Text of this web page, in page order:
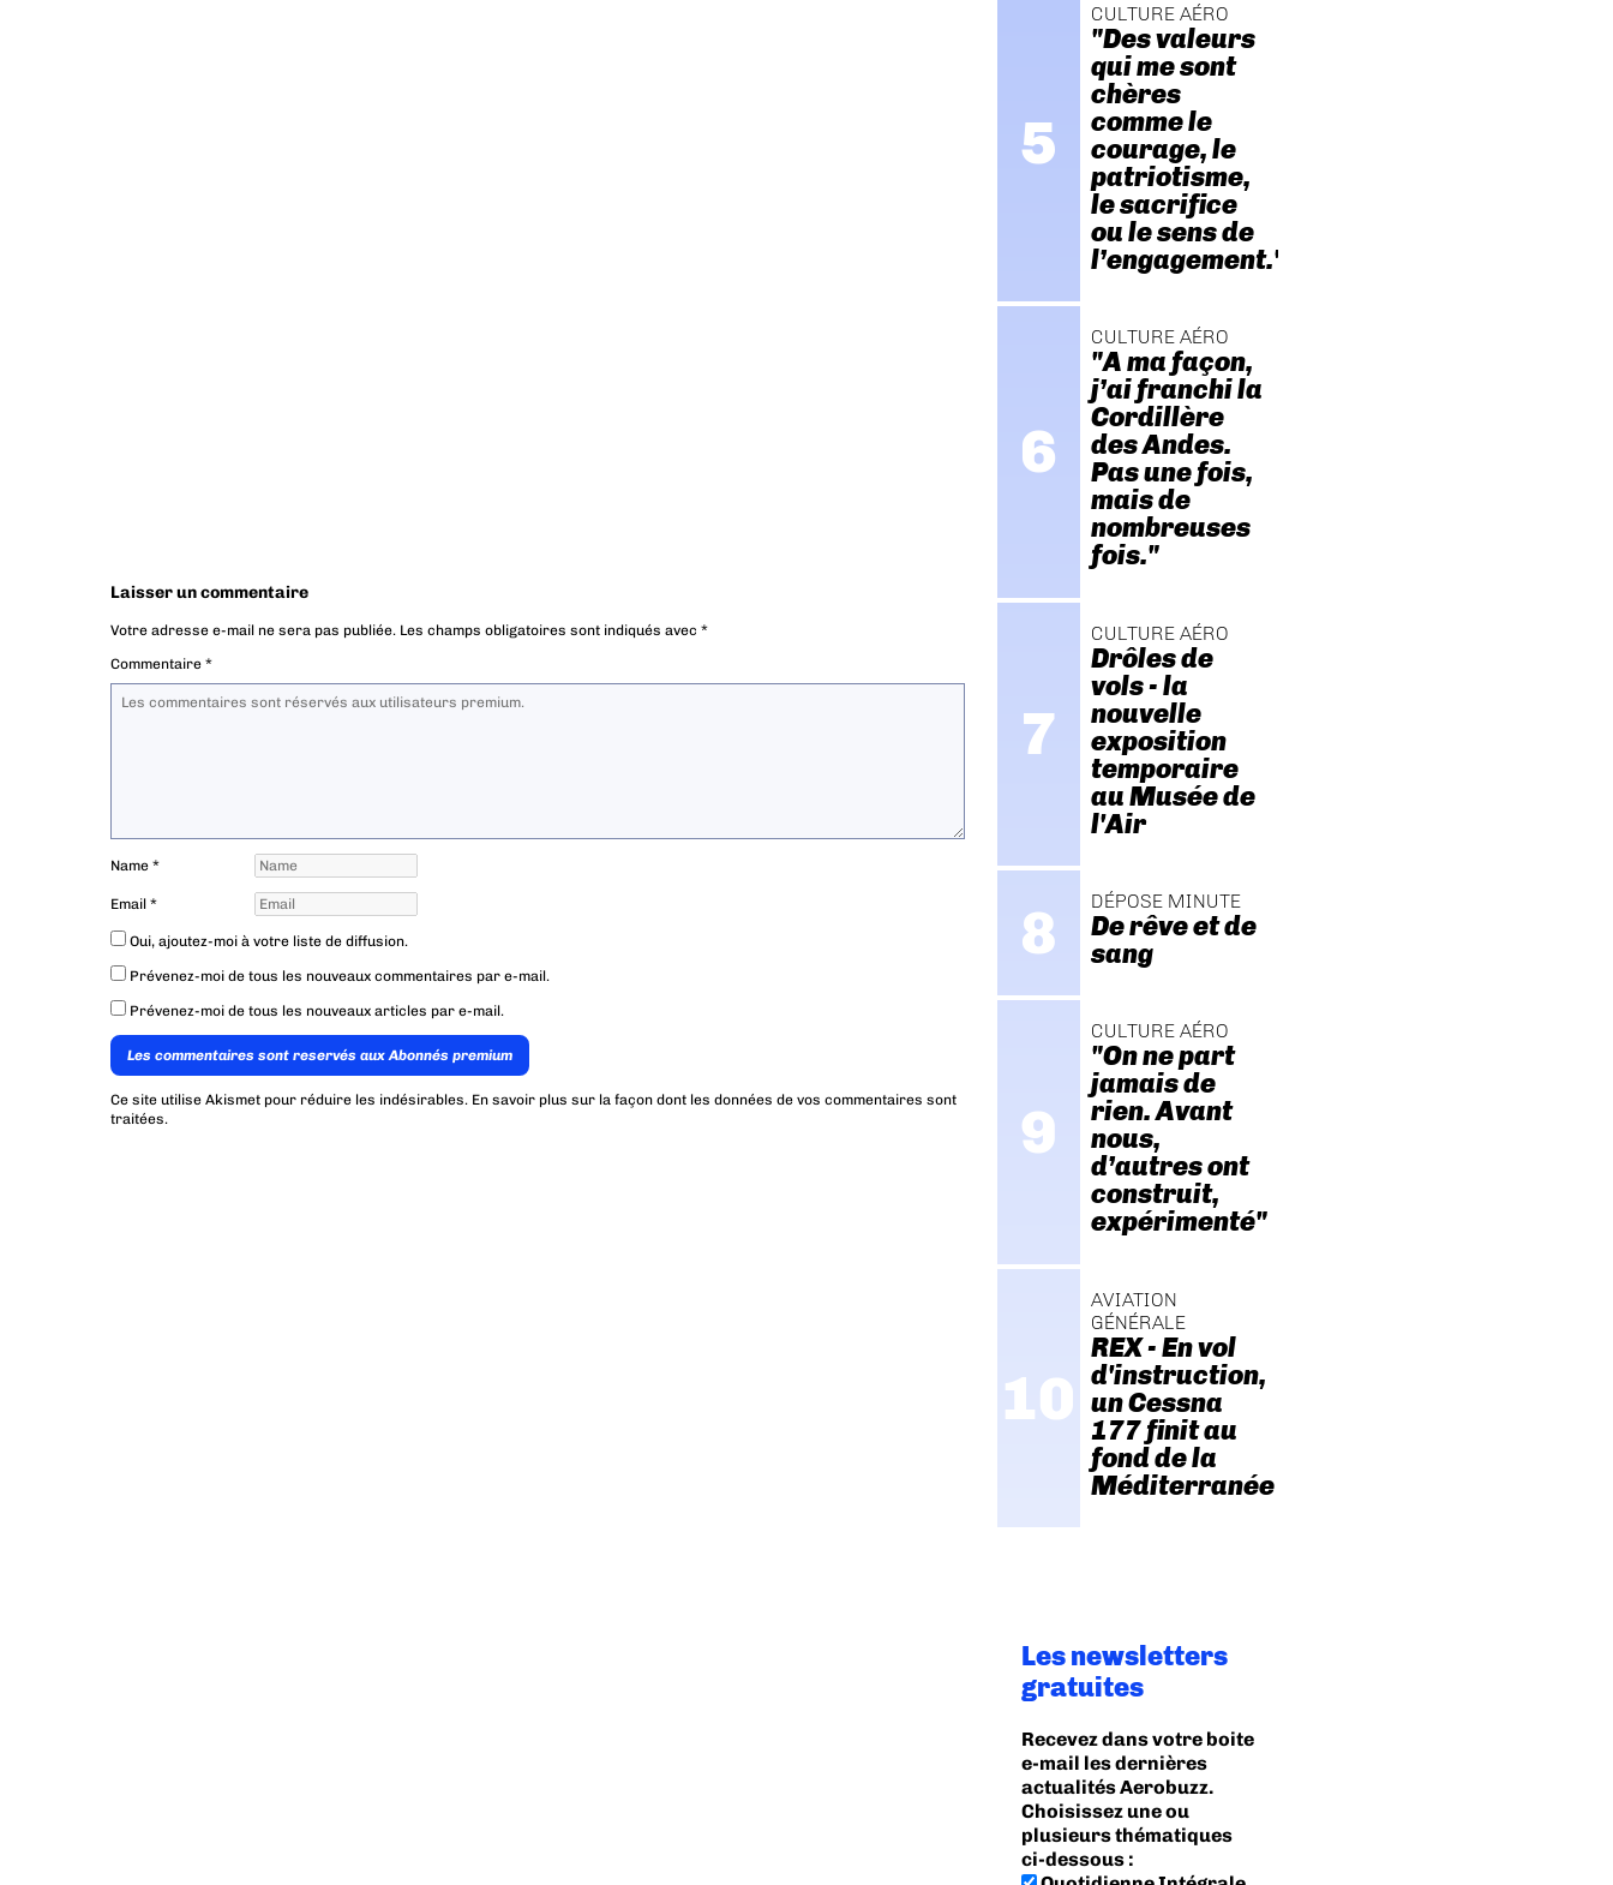
Laisser un commentaire
Votre adresse e-mail ne sera pas publiée. Les champs obligatoires sont indiqués avec *
Commentaire *
Name *
Email *
Oui, ajoutez-moi à votre liste de diffusion.
Prévenez-moi de tous les nouveaux commentaires par e-mail.
Prévenez-moi de tous les nouveaux articles par e-mail.
Les commentaires sont reservés aux Abonnés premium
Ce site utilise Akismet pour réduire les indésirables. En savoir plus sur la façon dont les données de vos commentaires sont
traitées.
CULTURE AÉRO
"Des valeurs
qui me sont
chères
comme le
courage, le
patriotisme,
le sacrifice
ou le sens de
l’engagement."
CULTURE AÉRO
"A ma façon,
j’ai franchi la
Cordillère
des Andes.
Pas une fois,
mais de
nombreuses
fois."
CULTURE AÉRO
Drôles de
vols - la
nouvelle
exposition
temporaire
au Musée de
l'Air
DÉPOSE MINUTE
De rêve et de
sang
CULTURE AÉRO
"On ne part
jamais de
rien. Avant
nous,
d’autres ont
construit,
expérimenté"
AVIATION
GÉNÉRALE
REX - En vol
d'instruction,
un Cessna
177 finit au
fond de la
Méditerranée
Les newsletters
gratuites
Recevez dans votre boite
e-mail les dernières
actualités Aerobuzz.
Choisissez une ou
plusieurs thématiques
ci-dessous :